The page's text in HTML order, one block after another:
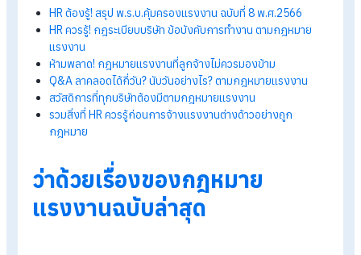
Blog > กฎหมายแรงงานฉบับล่าสุด 2566 HR ต้องรู้อะไรบ้าง
กฎหมายแรงงานฉบับล่าสุด 2566 ลูกจ้างมีสิทธิ
ปฏิเสธการติดต่อหลังเวลาเลิกงานได้ จะมีอะไรน่าส
และ HR ต้องรู้บ้างมาดูกันเลย
HRต้องรู้! สรุป พ.ร.บ.คุ้มครองแรงงาน ฉบับที่ 8
HRควรรู้! กฎระเบียบบริษัท ข้อบังคับการทำงาน ตามกฎหมาย